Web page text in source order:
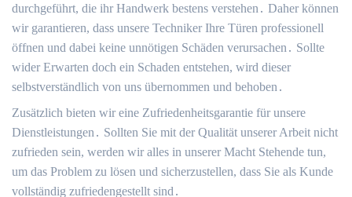
durchgeführt, die ihr Handwerk bestens verstehen․ Daher können
wir garantieren, dass unsere Techniker Ihre Türen professionell
öffnen und dabei keine unnötigen Schäden verursachen․ Sollte
wider Erwarten doch ein Schaden entstehen, wird dieser
selbstverständlich von uns übernommen und behoben․
Zusätzlich bieten wir eine Zufriedenheitsgarantie für unsere
Dienstleistungen․ Sollten Sie mit der Qualität unserer Arbeit nicht
zufrieden sein, werden wir alles in unserer Macht Stehende tun,
um das Problem zu lösen und sicherzustellen, dass Sie als Kunde
vollständig zufriedengestellt sind․